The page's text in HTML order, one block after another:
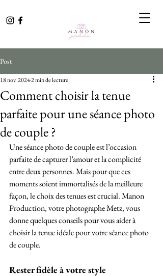
Post
Comment choisir la tenue
parfaite pour une séance photo
de couple ?
18 nov. 20242 min de lecture
Une séance photo de couple est l’occasion
parfaite de capturer l’amour et la complicité
entre deux personnes. Mais pour que ces
moments soient immortalisés de la meilleure
façon, le choix des tenues est crucial. Manon
Production, votre photographe Metz, vous
donne quelques conseils pour vous aider à
choisir la tenue idéale pour votre séance photo
de couple.
Rester fidèle à votre style